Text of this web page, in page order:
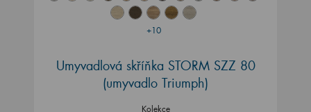
+10
Umyvadlová skříňka STORM SZZ 80
(umyvadlo Triumph)
Kolekce